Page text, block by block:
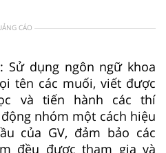
CÁO
Sử dụng ngôn ngữ khoa
tên các muối, viết được
và tiến hành các thí
nhóm một cách hiệu
của GV, đảm bảo các
đều được tham gia và